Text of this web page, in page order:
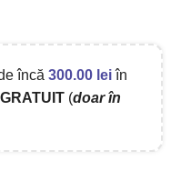
încă 300.00 leiîn
(doar în